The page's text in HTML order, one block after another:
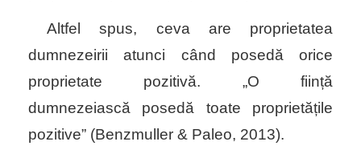
Altfel spus, ceva are proprietatea
dumnezeirii atunci când posedă orice
proprietate pozitivă. „O ființă
dumnezeiască posedă toate proprietățile
pozitive” (Benzmuller & Paleo, 2013).